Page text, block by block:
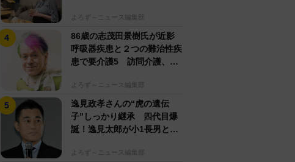
よろず～ニュース編集部
86歳の志茂田景樹氏が近影
呼吸器疾患と２つの難治性疾
患で要介護5 訪問介護、看
よろず～ニュース編集部
逸見政孝さんの“虎の遺伝
子”しっかり継承 四代目爆
誕！逸見太郎が小1長男とと
よろず～ニュース編集部